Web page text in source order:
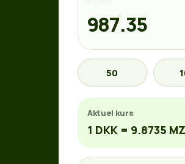
50
Aktuel kurs
1 DKK = 9.8735